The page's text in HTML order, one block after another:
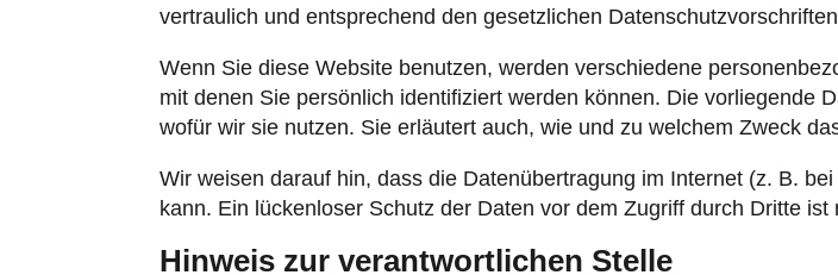
vertraulich und entsprechend den gesetzlichen
Wenn Sie diese Website benutzen, werden verschiedene
mit denen Sie persönlich identifiziert werden können. Die vorliegende
wofür wir sie nutzen. Sie erläutert auch, wie und zu welchem Zweck
Wir weisen darauf hin, dass die Datenübertragung im Internet (z. B.
kann. Ein lückenloser Schutz der Daten vor dem Zugriff durch Dritte ist
Hinweis zur verantwortlichen Stelle